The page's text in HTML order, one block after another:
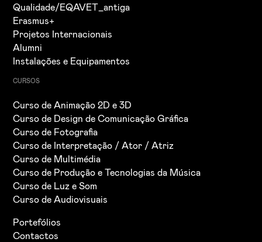
Qualidade/EQAVET_antiga
Erasmus+
Projetos Internacionais
Alumni
Instalações e Equipamentos
CURSOS
Curso de Animação 2D e 3D
Curso de Design de Comunicação Gráfica
Curso de Fotografia
Curso de Interpretação / Ator / Atriz
Curso de Multimédia
Curso de Produção e Tecnologias da Música
Curso de Luz e Som
Curso de Audiovisuais
Portefólios
Contactos